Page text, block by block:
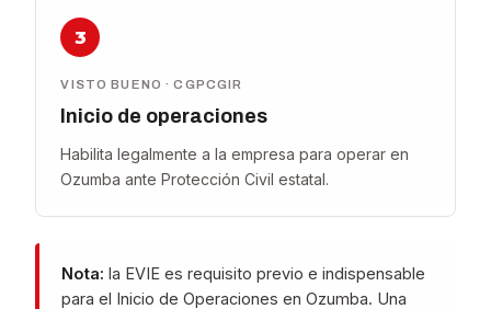
3
VISTO BUENO · CGPCGIR
Inicio de operaciones
Habilita legalmente a la empresa para operar en
Ozumba ante Protección Civil estatal.
Nota: la EVIE es requisito previo e indispensable
para el Inicio de Operaciones en Ozumba. Una